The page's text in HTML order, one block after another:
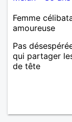
Femme
amoureuse
Pas
qui partager
de tête